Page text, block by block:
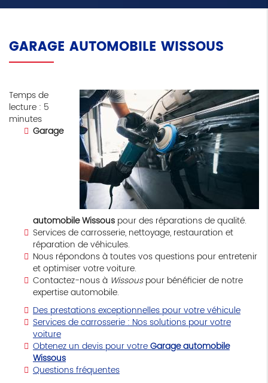
GARAGE AUTOMOBILE WISSOUS
Temps de
lecture : 5
minutes
Garage
automobile Wissous pour des réparations de qualité.
Services de carrosserie, nettoyage, restauration et
réparation de véhicules.
Nous répondons à toutes vos questions pour entretenir
et optimiser votre voiture.
Contactez-nous à Wissouspour bénéficier de notre
expertise automobile.
Des prestations exceptionnelles pour votre véhicule
Services de carrosserie : Nos solutions pour votre
voiture
Obtenez un devis pour votreGarage automobile
Wissous
Questions fréquentes